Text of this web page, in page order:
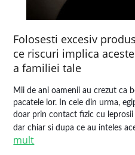
Folosesti excesiv
ce riscuri implica
a familiei tale
Mii de ani oamenii au crezut ca
pacatele lor. In cele din urma,
doar prin contact fizic cu
dar chiar si dupa ce au inteles
mult